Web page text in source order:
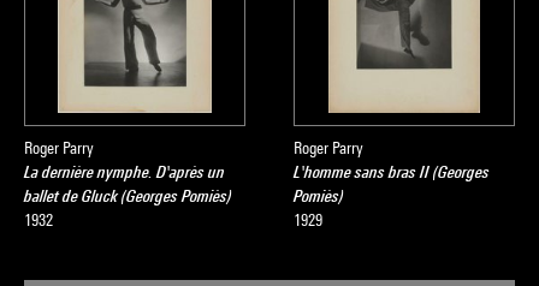
Roger Parry
La dernière nymphe. D'après un
ballet de Gluck (Georges Pomiès)
1932
Roger Parry
L'homme sans bras II (Georges
Pomiès)
1929